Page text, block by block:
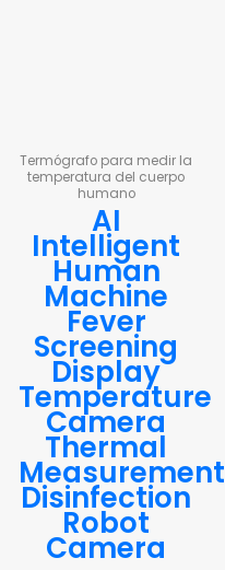
Termógrafo para medir la
temperatura del cuerpo
humano
AI
Intelligent
Human
Machine
Fever
Screening
Display
Temperature
Camera
Thermal
Measurement
Disinfection
Robot
Camera